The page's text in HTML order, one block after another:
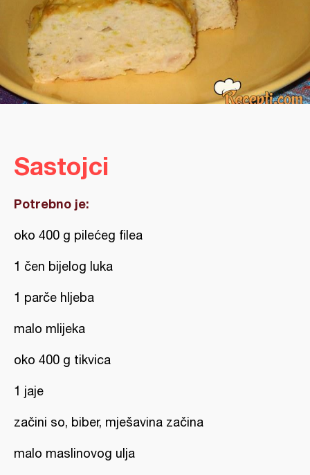
Sastojci
Potrebno je:
oko 400 g pilećeg filea
1 čen bijelog luka
1 parče hljeba
malo mlijeka
oko 400 g tikvica
1 jaje
začini so, biber, mješavina začina
malo maslinovog ulja